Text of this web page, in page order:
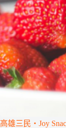
高雄三民‧Joy